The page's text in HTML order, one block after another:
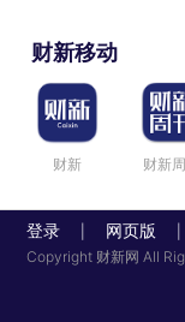
财新移动
财新 财新
登录 网页版
Copyright 财新网 All